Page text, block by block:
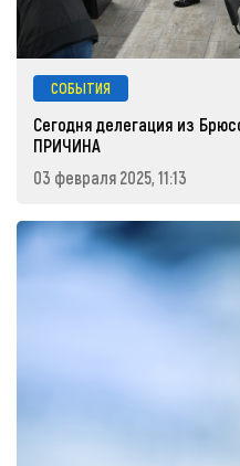
СОБЫТИЯ
Сегодня делегация из
ПРИЧИНА
03 февраля 2025, 11:13